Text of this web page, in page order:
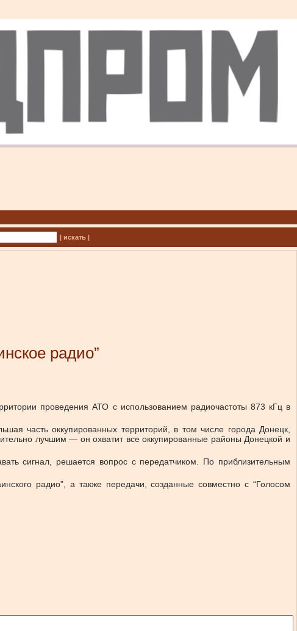
| искать |
радио”
проведения АТО с использованием радиочастоты 873 кГц в
часть оккупированных территорий, в том числе города Донецк,
лучшим — он охватит все оккупированные районы Донецкой и
сигнал, решается вопрос с передатчиком. По приблизительным
радио”, а также передачи, созданные совместно с “Голосом